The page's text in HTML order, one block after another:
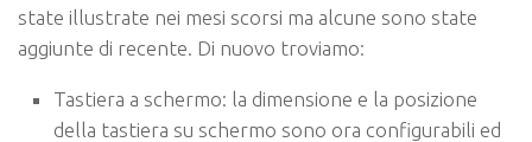
state illustrate nei mesi scorsi ma alcune sono state
aggiunte di recente. Di nuovo troviamo:
Tastiera a schermo: la dimensione e la posizione
della tastiera su schermo sono ora configurabili ed